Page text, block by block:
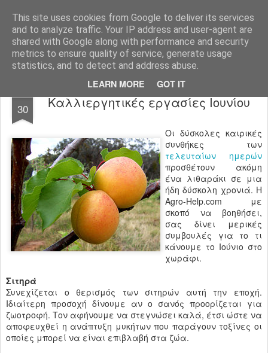
This site uses cookies from Google to deliver its services
and to analyze traffic. Your IP address and user-agent are
shared with Google along with performance and security
metrics to ensure quality of service, generate usage
statistics, and to detect and address abuse.
LEARN MORE GOT IT
Agro-Help.gr
30 Καλλιεργητικές εργασίες Ιουνίου
Οι δύσκολες καιρικές
συνθήκες των
τελευταίων ημερών
προσθέτουν ακόμη
ένα λιθαράκι σε μια
ήδη δύσκολη χρονιά. Η
Agro-Help.com με
σκοπό να βοηθήσει,
σας δίνει μερικές
συμβουλές για το τι
κάνουμε το Ιούνιο στο
χωράφι.
Σιτηρά
Συνεχίζεται ο θερισμός των σιτηρών αυτή την εποχή.
Ιδιαίτερη προσοχή δίνουμε αν ο σανός προορίζεται για
ζωοτροφή. Τον αφήνουμε να στεγνώσει καλά, έτσι ώστε να
αποφευχθεί η ανάπτυξη μυκήτων που παράγουν τοξίνες οι
οποίες μπορεί να είναι επιβλαβή στα ζώα.